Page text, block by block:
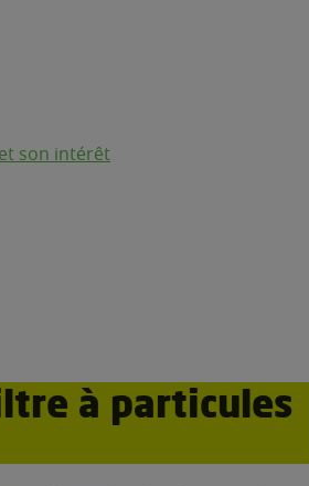
son intérêt
à particules